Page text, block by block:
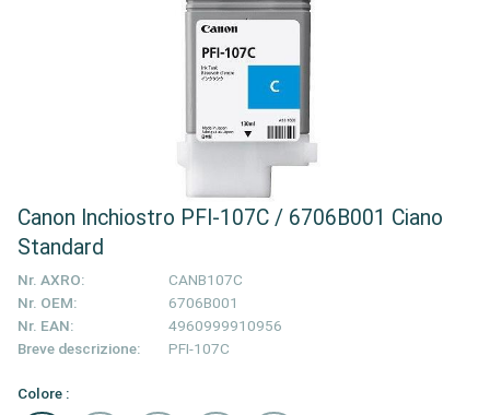
Canon Inchiostro PFI-107C / 6706B001 Ciano
Standard
Nr. AXRO:
CANB107C
Nr. OEM:
6706B001
Nr. EAN:
4960999910956
Breve descrizione:
PFI-107C
Colore :